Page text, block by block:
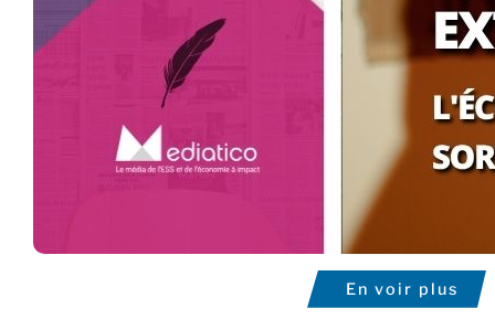
En voir plus